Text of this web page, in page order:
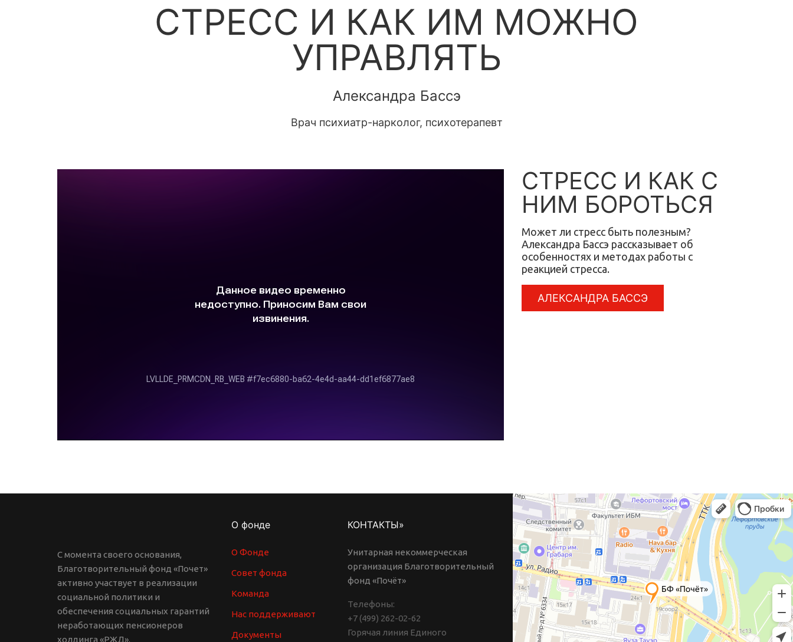
СТРЕСС И КАК ИМ МОЖНО
УПРАВЛЯТЬ
Александра Бассэ
Врач психиатр-нарколог, психотерапевт
СТРЕСС И КАК С
НИМ БОРОТЬСЯ
Может ли стресс быть полезным?
Александра Бассэ рассказывает об
особенностях и методах работы с
реакцией стресса.
АЛЕКСАНДРА БАССЭ
С момента своего основания,
Благотворительный фонд «Почет»
активно участвует в реализации
социальной политики и
обеспечения социальных гарантий
неработающих пенсионеров
холдинга «РЖД».
О фонде
О Фонде
Совет фонда
Команда
Нас поддерживают
Документы
КОНТАКТЫ»
Унитарная некоммерческая
организация Благотворительный
фонд «Почёт»
Телефоны:
+7 (499) 262-02-62
Горячая линия Единого